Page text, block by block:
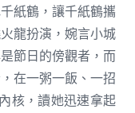
紙鶴，讓千紙鶴攜
龍扮演，婉言小城
節日的傍觀者，而
在一粥一飯、一招
核，讀她迅速拿起